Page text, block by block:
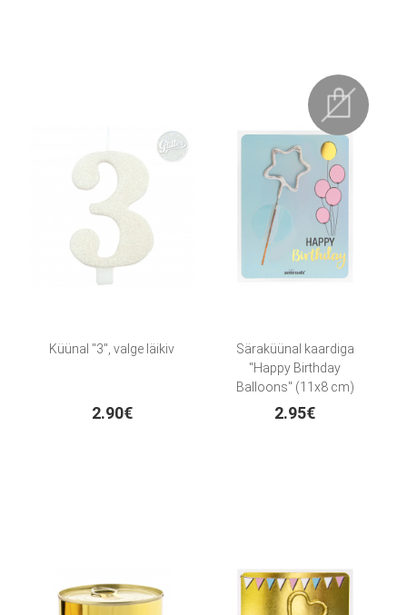
Küünal "3", valge läikiv
2.90€
Säraküünal kaardiga
"Happy Birthday
Balloons" (11x8 cm)
2.95€